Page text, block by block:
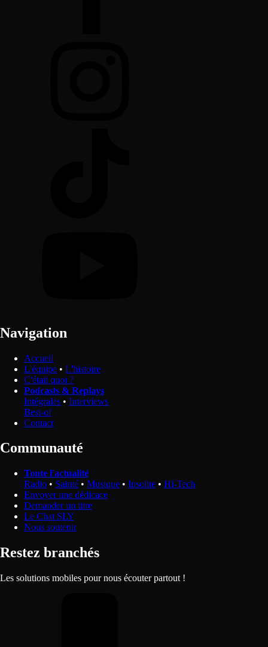
Navigation
Accueil
L'équipe • L'histoire
C'était quoi ?
Podcasts & Replays
Intégrales • Interviews
Best-of
Contact
Communauté
Toute l'actualité
Radio • Sainté • Musique • Insolite • Hi-Tech
Envoyer une dédicace
Demander un titre
Le Chat SLY
Nous soutenir
Restez branchés
Les solutions mobiles pour nous écouter partout !